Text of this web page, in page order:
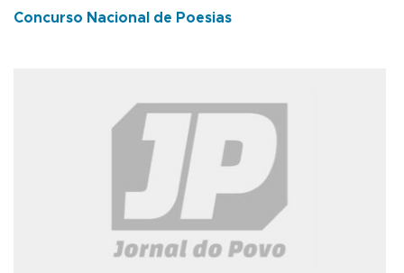
Concurso Nacional de Poesias